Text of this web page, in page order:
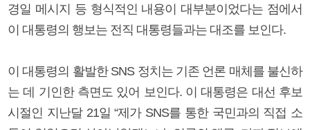
경일 메시지 등 형식적인 내용이 대부분이었다는 점에서
이 대통령의 행보는 전직 대통령들과는 대조를 보인다.
이 대통령의 활발한 SNS 정치는 기존 언론 매체를 불신하
는 데 기인한 측면도 있어 보인다. 이 대통령은 대선 후보
시절인 지난달 21일 “제가 SNS를 통한 국민과의 직접 소